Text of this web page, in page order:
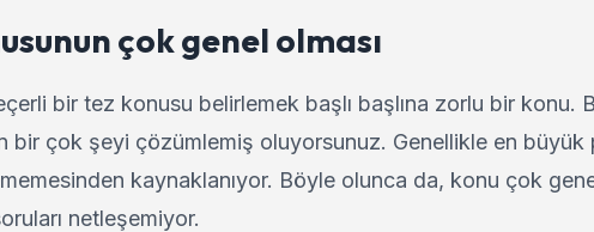
çok genel olması
bir tez konusu belirlemek başlı başlına zorlu bir konu.
bir çok şeyi çözümlemiş oluyorsunuz. Genellikle en büyük
kaynaklanıyor. Böyle olunca da, konu çok
netleşemiyor.